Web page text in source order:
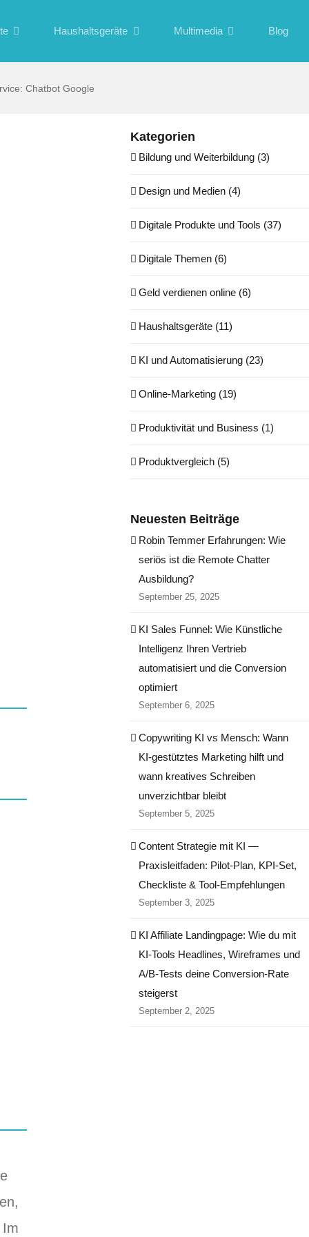
Haushaltsgeräte Multimedia Blog
Chatbot Google
Kategorien
Bildung und Weiterbildung (3)
Design und Medien (4)
Digitale Produkte und Tools (37)
Digitale Themen (6)
Geld verdienen online (6)
Haushaltsgeräte (11)
KI und Automatisierung (23)
Online-Marketing (19)
Produktivität und Business (1)
Produktvergleich (5)
Neuesten Beiträge
Robin Temmer Erfahrungen: Wie
seriös ist die Remote Chatter
Ausbildung?
September 25, 2025
KI Sales Funnel: Wie Künstliche
Intelligenz Ihren Vertrieb
automatisiert und die Conversion
optimiert
September 6, 2025
Copywriting KI vs Mensch: Wann
KI-gestütztes Marketing hilft und
wann kreatives Schreiben
unverzichtbar bleibt
September 5, 2025
Content Strategie mit KI —
Praxisleitfaden: Pilot‑Plan, KPI‑Set,
Checkliste & Tool‑Empfehlungen
September 3, 2025
KI Affiliate Landingpage: Wie du mit
KI-Tools Headlines, Wireframes und
A/B-Tests deine Conversion-Rate
steigerst
September 2, 2025